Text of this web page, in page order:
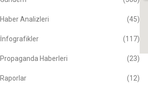
Haber Analizleri (45)
İnfografikler (117)
Propaganda Haberleri (23)
Raporlar (12)